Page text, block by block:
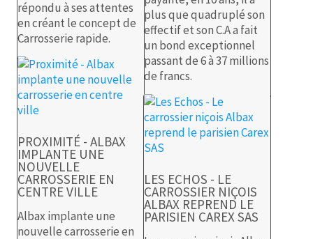
plus que quadruplé son
effectif et son C.A a fait
un bond exceptionnel
passant de 6 à 37 millions
de francs.
répondu à ses attentes
en créant le concept de
Carrosserie rapide.
PROXIMITÉ - ALBAX
IMPLANTE UNE
NOUVELLE
CARROSSERIE EN
CENTRE VILLE
Albax implante une
nouvelle carrosserie en
LES ECHOS - LE
CARROSSIER NIÇOIS
ALBAX REPREND LE
PARISIEN CAREX SAS